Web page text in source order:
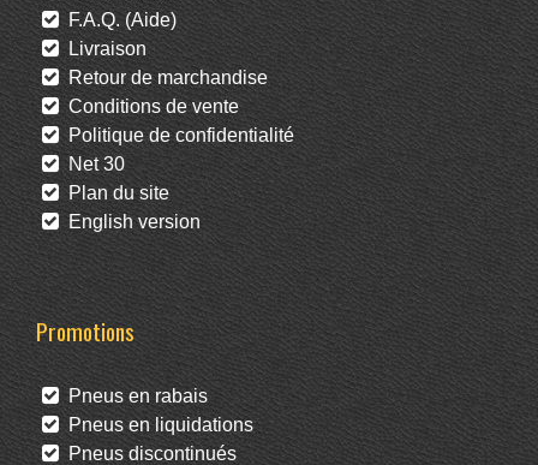
F.A.Q. (Aide)
Livraison
Retour de marchandise
Conditions de vente
Politique de confidentialité
Net 30
Plan du site
English version
Promotions
Pneus en rabais
Pneus en liquidations
Pneus discontinués